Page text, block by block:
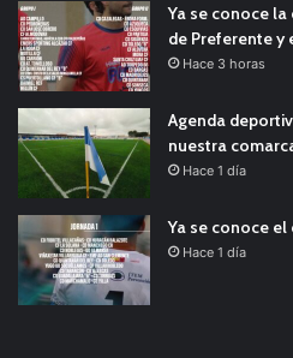
Ya se conoce
de Preferente y
Hace 3 horas
Agenda
nuestra
Hace 1 día
Ya se conoce el
Hace 1 día